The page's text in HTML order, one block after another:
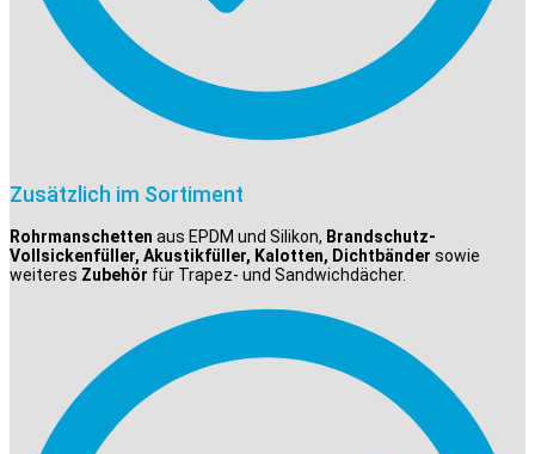
Zusätzlich im Sortiment
Rohrmanschetten aus EPDM und Silikon, Brandschutz-
Vollsickenfüller, Akustikfüller, Kalotten, Dichtbänder sowie
weiteres Zubehör für Trapez- und Sandwichdächer.